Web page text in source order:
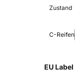
Zustand
C-Reifen
EU Label